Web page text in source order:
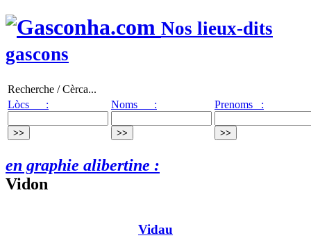
Nos lieux-dits
gascons
Recherche / Cèrca...
Lòcs :
Noms : Prenoms :
en graphie alibertine :
Vidon
Vidau